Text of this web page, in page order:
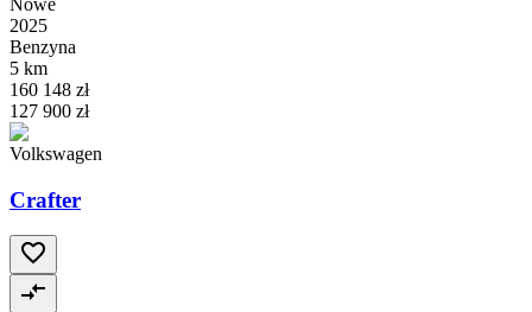
Nowe
2025
Benzyna
5 km
160 148 zł
127 900 zł
Volkswagen
Crafter